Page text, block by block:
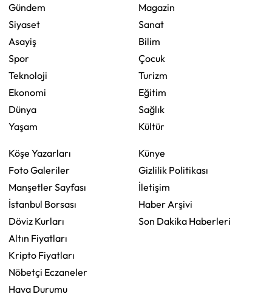
Gündem
Siyaset
Asayiş
Spor
Teknoloji
Ekonomi
Dünya
Yaşam
Magazin
Sanat
Bilim
Çocuk
Turizm
Eğitim
Sağlık
Kültür
Köşe Yazarları
Foto Galeriler
Manşetler Sayfası
İstanbul Borsası
Döviz Kurları
Altın Fiyatları
Kripto Fiyatları
Nöbetçi Eczaneler
Hava Durumu
Künye
Gizlilik Politikası
İletişim
Haber Arşivi
Son Dakika Haberleri